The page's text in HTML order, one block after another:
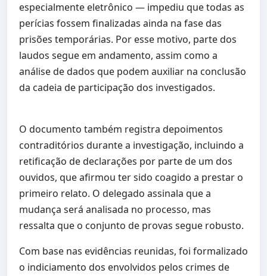
especialmente eletrônico — impediu que todas as
perícias fossem finalizadas ainda na fase das
prisões temporárias. Por esse motivo, parte dos
laudos segue em andamento, assim como a
análise de dados que podem auxiliar na conclusão
da cadeia de participação dos investigados.
O documento também registra depoimentos
contraditórios durante a investigação, incluindo a
retificação de declarações por parte de um dos
ouvidos, que afirmou ter sido coagido a prestar o
primeiro relato. O delegado assinala que a
mudança será analisada no processo, mas
ressalta que o conjunto de provas segue robusto.
Com base nas evidências reunidas, foi formalizado
o indiciamento dos envolvidos pelos crimes de